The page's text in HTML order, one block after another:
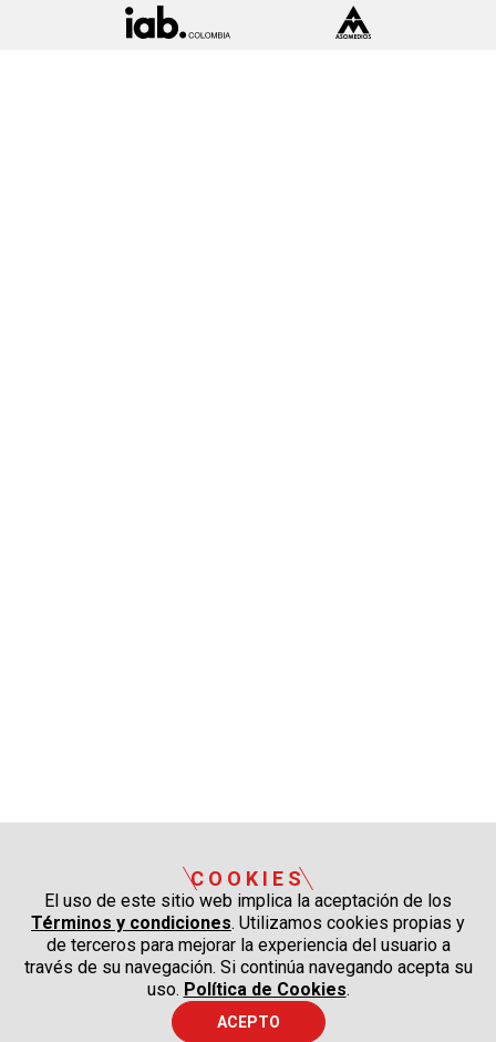
COOKIES
El uso de este sitio web implica la aceptación de los
Términos y condiciones. Utilizamos cookies propias y
de terceros para mejorar la experiencia del usuario a
través de su navegación. Si continúa navegando acepta su
uso. Política de Cookies.
ACEPTO